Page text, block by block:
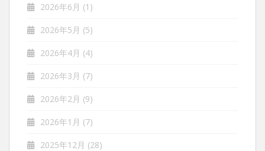
2026年6月 (1)
2026年5月 (5)
2026年4月 (4)
2026年3月 (7)
2026年2月 (9)
2026年1月 (7)
2025年12月 (28)